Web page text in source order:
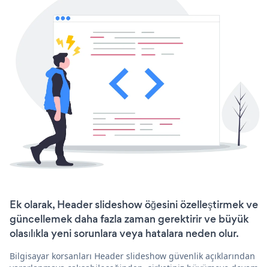
Ek olarak, Header slideshow öğesini özelleştirmek ve
güncellemek daha fazla zaman gerektirir ve büyük
olasılıkla yeni sorunlara veya hatalara neden olur.
Bilgisayar korsanları Header slideshow güvenlik açıklarından